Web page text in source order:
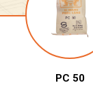
PC 50